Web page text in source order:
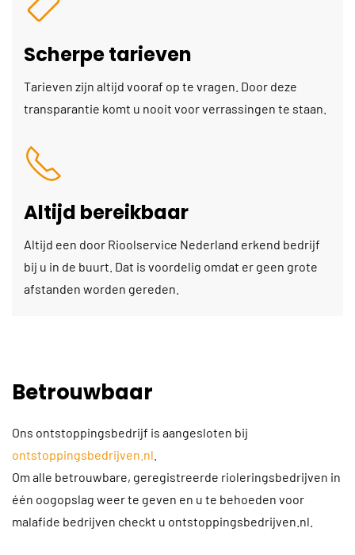
Scherpe tarieven
Tarieven zijn altijd vooraf op te vragen. Door deze
transparantie komt u nooit voor verrassingen te staan.
Altijd bereikbaar
Altijd een door Rioolservice Nederland erkend bedrijf
bij u in de buurt. Dat is voordelig omdat er geen grote
afstanden worden gereden.
Betrouwbaar
Ons ontstoppingsbedrijf is aangesloten bij
ontstoppingsbedrijven.nl
Om alle betrouwbare, geregistreerde rioleringsbedrijven in
één oogopslag weer te geven en u te behoeden voor
malafide bedrijven checkt u ontstoppingsbedrijven.nl.